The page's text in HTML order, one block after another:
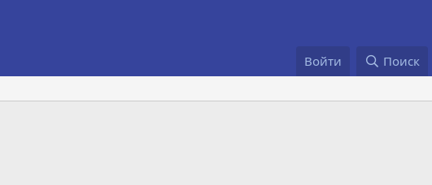
Войти Поиск